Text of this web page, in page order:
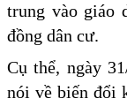
trung vào giáo
đồng dân cư.
Cụ thể, ngày
nói về biến đổi